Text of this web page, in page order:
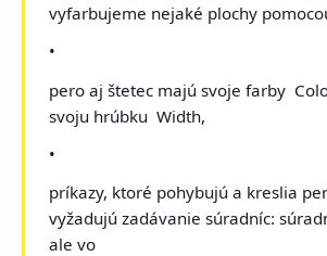
vyfarbujeme nejaké plochy
•
pero aj štetec majú svoje farby
svoju hrúbku ­ Width,
•
príkazy, ktoré pohybujú a kreslia
vyžadujú zadávanie súradníc:
ale vo